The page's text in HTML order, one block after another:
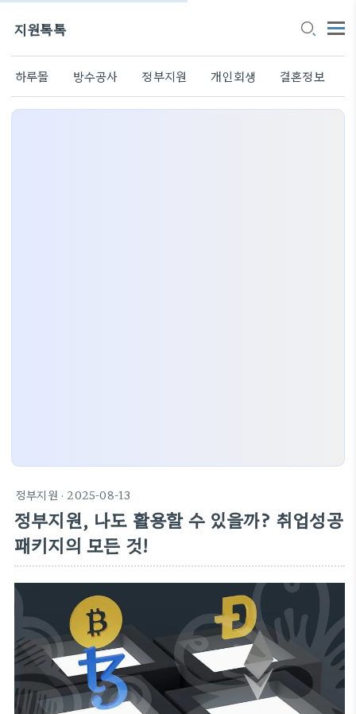
지원톡톡
하루몰 방수공사 정부지원 개인회생 결혼정보
정부지원 · 2025-08-13
정부지원, 나도 활용할 수 있을까? 취업성공
패키지의 모든 것!